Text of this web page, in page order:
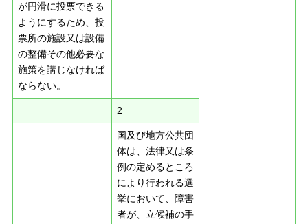
が円滑に投票できる
ようにするため、投
票所の施設又は設備
の整備その他必要な
施策を講じなければ
ならない。
2
国及び地方公共団
体は、法律又は条
例の定めるところ
により行われる選
挙において、障害
者が、立候補の手